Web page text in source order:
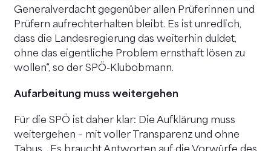
Generalverdacht gegenüber allen Prüferinnen und
Prüfern aufrechterhalten bleibt. Es ist unredlich,
dass die Landesregierung das weiterhin duldet,
ohne das eigentliche Problem ernsthaft lösen zu
wollen“, so der SPÖ-Klubobmann.
Aufarbeitung muss weitergehen
Für die SPÖ ist daher klar: Die Aufklärung muss
weitergehen – mit voller Transparenz und ohne